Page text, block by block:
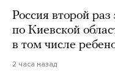
Россия второй
по Киевской
в том числе
2 часа назад